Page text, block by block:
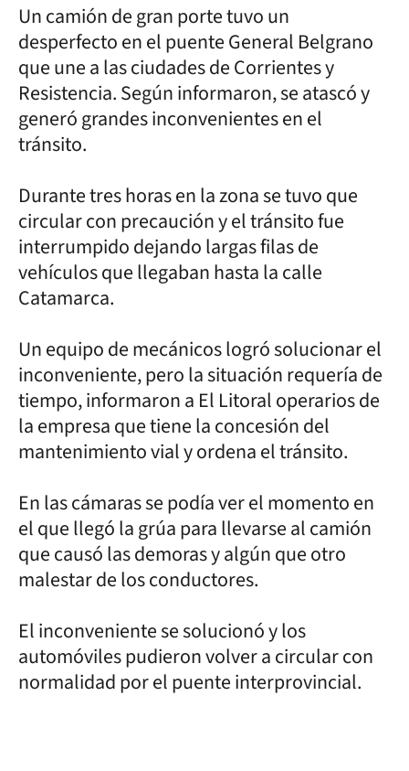
Un camión de gran porte tuvo un
desperfecto en el puente General Belgrano
que une a las ciudades de Corrientes y
Resistencia. Según informaron, se atascó y
generó grandes inconvenientes en el
tránsito.
Durante tres horas en la zona se tuvo que
circular con precaución y el tránsito fue
interrumpido dejando largas filas de
vehículos que llegaban hasta la calle
Catamarca.
Un equipo de mecánicos logró solucionar el
inconveniente, pero la situación requería de
tiempo, informaron a El Litoral operarios de
la empresa que tiene la concesión del
mantenimiento vial y ordena el tránsito.
En las cámaras se podía ver el momento en
el que llegó la grúa para llevarse al camión
que causó las demoras y algún que otro
malestar de los conductores.
El inconveniente se solucionó y los
automóviles pudieron volver a circular con
normalidad por el puente interprovincial.